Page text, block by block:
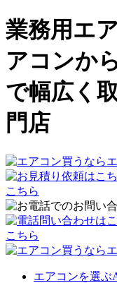
業務用エ
アコンか
で幅広く
門店
こちら
こちら
エアコンを選ぶ